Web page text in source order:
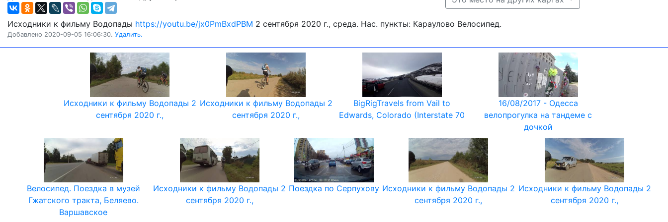
Исходники к фильму Водопады https://youtu.be/jx0PmBxdPBM 2 сентября 2020 г., среда. Нас. пункты: Караулово Велосипед.
Добавлено 2020-09-05 16:06:30. Удалить.
Исходники к фильму Водопады 2
сентября 2020 г.,
Исходники к фильму Водопады 2
сентября 2020 г.,
BigRigTravels from Vail to
Edwards, Colorado (Interstate 70
16/08/2017 - Одесса
велопрогулка на тандеме с
дочкой
Велосипед. Поездка в музей
Гжатского тракта, Беляево.
Варшавское
Исходники к фильму Водопады 2
сентября 2020 г.,
Поездка по Серпухову Исходники к фильму Водопады 2
сентября 2020 г.,
Исходники к фильму Водопады 2
сентября 2020 г.,